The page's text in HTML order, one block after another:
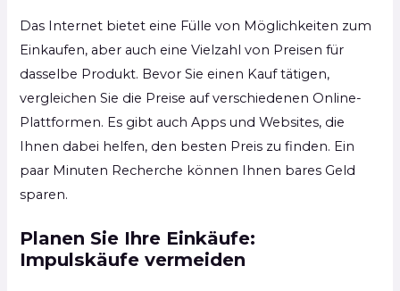
Das Internet bietet eine Fülle von Möglichkeiten zum
Einkaufen, aber auch eine Vielzahl von Preisen für
dasselbe Produkt. Bevor Sie einen Kauf tätigen,
vergleichen Sie die Preise auf verschiedenen Online-
Plattformen. Es gibt auch Apps und Websites, die
Ihnen dabei helfen, den besten Preis zu finden. Ein
paar Minuten Recherche können Ihnen bares Geld
sparen.
Planen Sie Ihre Einkäufe:
Impulskäufe vermeiden